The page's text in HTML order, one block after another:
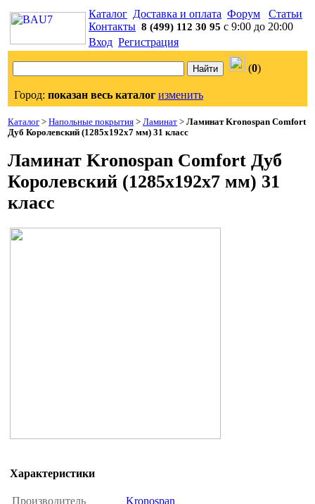
Каталог Доставка и оплата Форум
Статьи
Контакты 8 (499) 112 30 95 с 9:00 до 20:00
Вход Регистрация
(0)
Город: показан весь каталог изменить
Каталог > Напольные покрытия > Ламинат > Ламинат Kronospan Comfort
Дуб Королевский (1285x192x7 мм) 31 класс
Ламинат Kronospan Comfort Дуб
Королевский (1285x192x7 мм) 31
класс
Характеристики
Производитель
Kronospan